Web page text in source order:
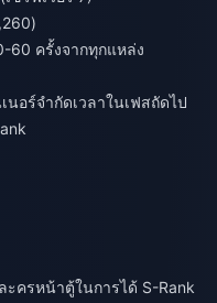
60 ครั้งจากทุกแหล่ง
อร์จำกัดเวลาในเฟสถัดไป
ะครหน้าตู้ในการได้ S-Rank